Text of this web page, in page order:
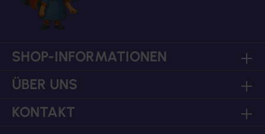
SHOP-INFORMATIONEN
ÜBER UNS
KONTAKT